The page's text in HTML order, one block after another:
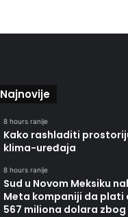
Najnovije
8 hours ranije
Kako rashladiti
klima-uređaja
8 hours ranije
Sud u Novom Meksiku
Meta kompaniji da plati
567 miliona dolara